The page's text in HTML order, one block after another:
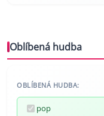
Oblíbená hudba
OBLÍBENÁ HUDBA:
pop